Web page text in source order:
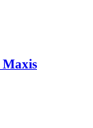
Maxis